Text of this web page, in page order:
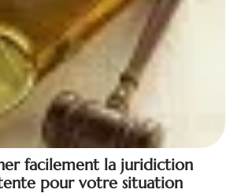
facilement la juridiction
pour votre situation